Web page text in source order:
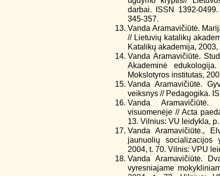
darbai. ISSN 1392-
345-357.
Vanda Aramavičiūtė.
// Lietuvių katalikų
Katalikų akademija, 2003,
Vanda Aramavičiūtė.
Akademinė
Mokslotyros institutas,
Vanda Aramavičiūtė.
veiksnys // Pedagogika.
Vanda Aramavičiūtė.
visuomenėje // Acta
13. Vilnius: VU leidykla,
Vanda Aramavičiūtė.,
jaunuolių socializacijos
2004, t. 70. Vilnis: VPU
Vanda Aramavičiūtė.
vyresniajame